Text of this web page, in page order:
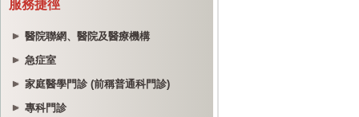
服務捷徑
醫院聯網、醫院及醫療機構
急症室
家庭醫學門診 (前稱普通科門診)
專科門診